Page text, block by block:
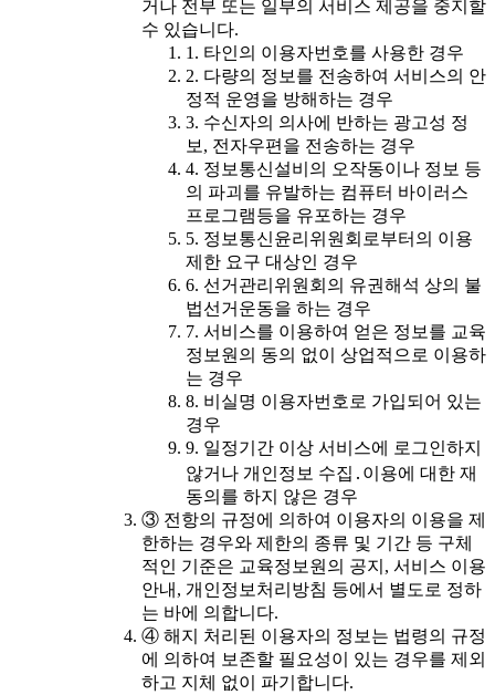
거나 전부 또는 일부의 서비스 제공을 중지할
수 있습니다.
1. 타인의 이용자번호를 사용한 경우
2. 다량의 정보를 전송하여 서비스의 안
정적 운영을 방해하는 경우
3. 수신자의 의사에 반하는 광고성 정
보, 전자우편을 전송하는 경우
4. 정보통신설비의 오작동이나 정보 등
의 파괴를 유발하는 컴퓨터 바이러스
프로그램등을 유포하는 경우
5. 정보통신윤리위원회로부터의 이용
제한 요구 대상인 경우
6. 선거관리위원회의 유권해석 상의 불
법선거운동을 하는 경우
7. 서비스를 이용하여 얻은 정보를 교육
정보원의 동의 없이 상업적으로 이용하
는 경우
8. 비실명 이용자번호로 가입되어 있는
경우
9. 일정기간 이상 서비스에 로그인하지
않거나 개인정보 수집․이용에 대한 재
동의를 하지 않은 경우
③ 전항의 규정에 의하여 이용자의 이용을 제
한하는 경우와 제한의 종류 및 기간 등 구체
적인 기준은 교육정보원의 공지, 서비스 이용
안내, 개인정보처리방침 등에서 별도로 정하
는 바에 의합니다.
④ 해지 처리된 이용자의 정보는 법령의 규정
에 의하여 보존할 필요성이 있는 경우를 제외
하고 지체 없이 파기합니다.